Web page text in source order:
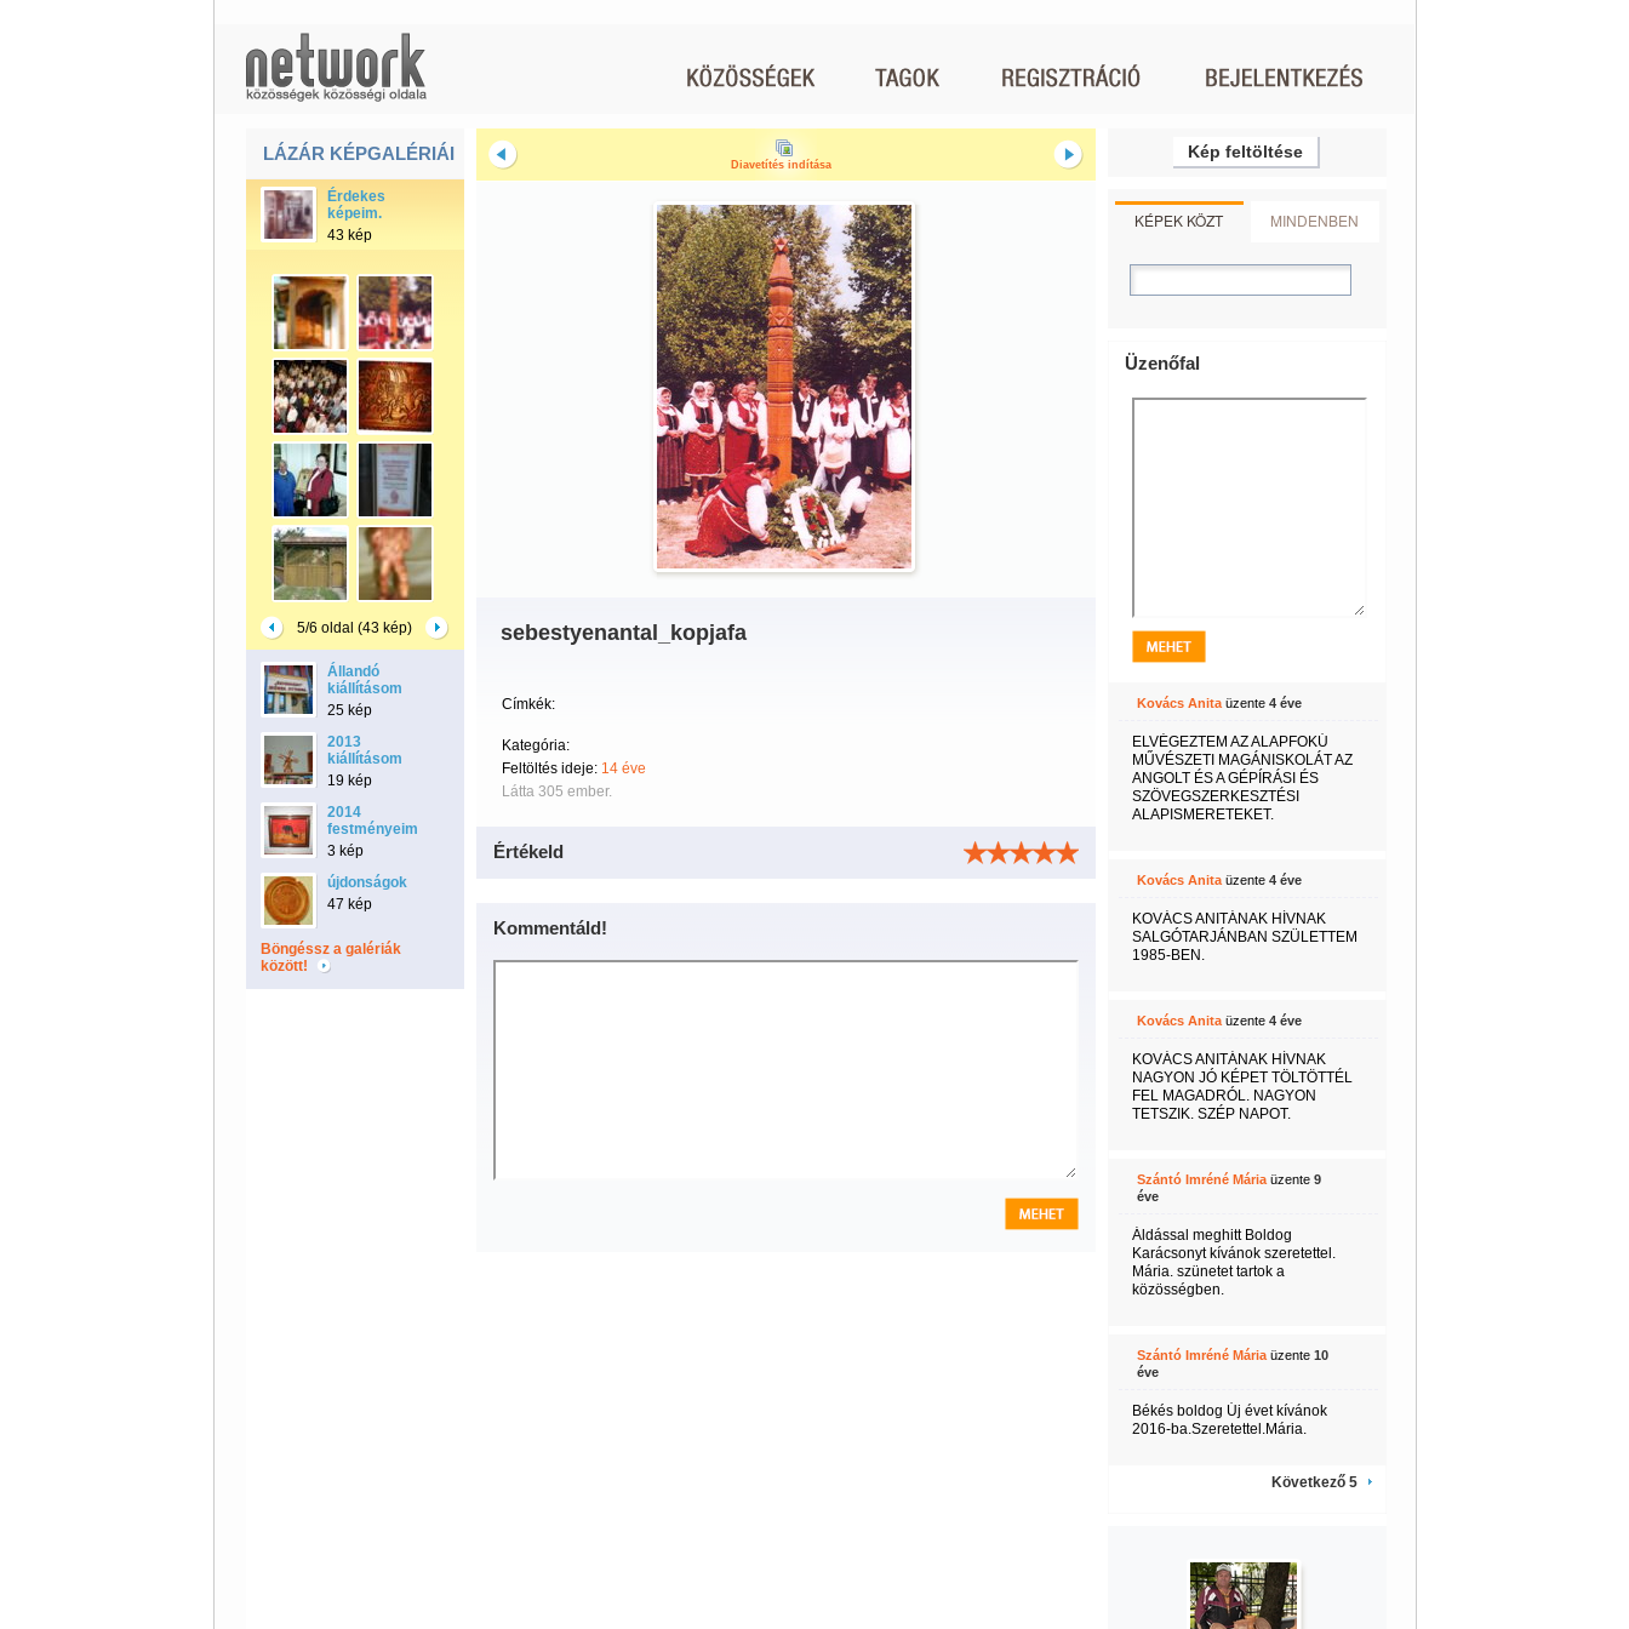
LÁZÁR KÉPGALÉRIÁI
Érdekes
képeim.
43 kép
5/6 oldal (43 kép)
Állandó
kiállításom
25 kép
2013
kiállításom
19 kép
2014
festményeim
3 kép
újdonságok
47 kép
Böngéssz a galériák
között!
Diavetítés indítása
sebestyenantal_kopjafa
Címkék:
Kategória:
Feltöltés ideje: 14 éve
Látta 305 ember.
Értékeld
Kommentáld!
Kép feltöltése
KÉPEK KÖZT MINDENBEN
Üzenőfal
Kovács Anitaüzente 4 éve
ELVÉGEZTEM AZ ALAPFOKÚ
MŰVÉSZETI MAGÁNISKOLÁT AZ
ANGOLT ÉS A GÉPÍRÁSI ÉS
SZÖVEGSZERKESZTÉSI
ALAPISMERETEKET.
Kovács Anitaüzente 4 éve
KOVÁCS ANITÁNAK HÍVNAK
SALGÓTARJÁNBAN SZÜLETTEM
1985-BEN.
Kovács Anitaüzente 4 éve
KOVÁCS ANITÁNAK HÍVNAK
NAGYON JÓ KÉPET TÖLTÖTTÉL
FEL MAGADRÓL. NAGYON
TETSZIK. SZÉP NAPOT.
Szántó Imréné Máriaüzente 9
éve
Áldással meghitt Boldog
Karácsonyt kívánok szeretettel.
Mária. szünetet tartok a
közösségben.
Szántó Imréné Máriaüzente 10
éve
Békés boldog Új évet kívánok
2016-ba.Szeretettel.Mária.
Következő 5